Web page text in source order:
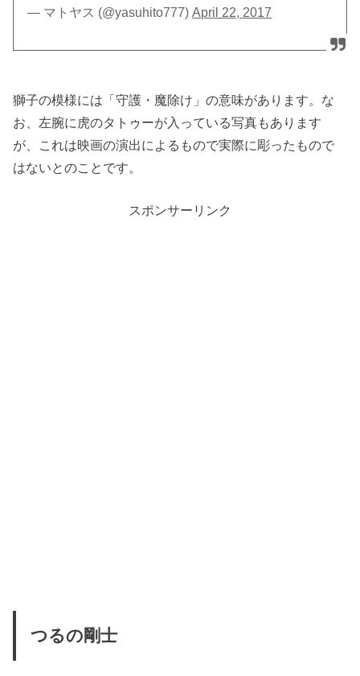
— マトヤス (@yasuhito777)April 22, 2017
獅子の模様には「守護・魔除け」の意味があります。な
お、左腕に虎のタトゥーが入っている写真もあります
が、これは映画の演出によるもので実際に彫ったもので
はないとのことです。
スポンサーリンク
つるの剛士